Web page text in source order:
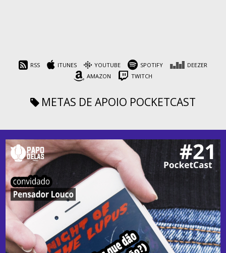
RSS ITUNES YOUTUBE SPOTIFY
DEEZER
AMAZON
TWITCH
METAS DE APOIO POCKETCAST